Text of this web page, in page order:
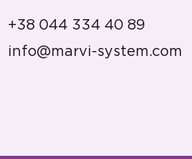
+38 044 334 40 89
info@marvi-system.com